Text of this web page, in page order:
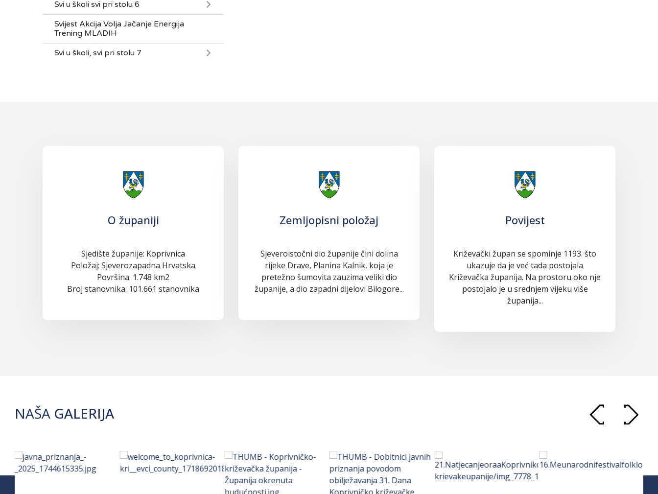
Svi u školi svi pri stolu 6
Svijest Akcija Volja Jačanje Energija
Trening MLADIH
Svi u školi, svi pri stolu 7
O županiji
Sjedište županije: Koprivnica
Položaj: Sjeverozapadna Hrvatska
Površina: 1.748 km2
Broj stanovnika: 101.661 stanovnika
Zemljopisni položaj
Sjeveroistočni dio županije čini dolina
rijeke Drave, Planina Kalnik, koja je
pretežno šumovita zauzima veliki dio
županije, a dio zapadni dijelovi Bilogore...
Povijest
Križevački župan se spominje 1193. što
ukazuje da je već tada postojala
Križevačka županija. Na prostoru oko nje
postojalo je u srednjem vijeku više
županija...
NAŠA GALERIJA